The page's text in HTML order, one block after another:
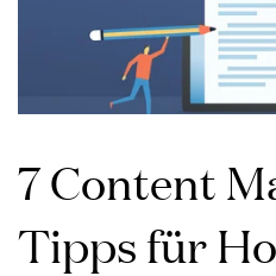
7 Content
Tipps für